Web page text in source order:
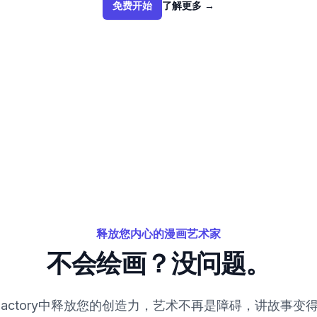
免费开始 了解更多 →
释放您内心的漫画艺术家
不会绘画？没问题。
中释放您的创造力，艺术不再是障碍，讲故事变